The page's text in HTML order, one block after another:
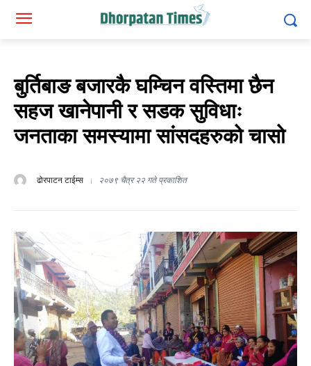
बुर्तिबाङ बजारकै घम्चिन वस्तिमा छैन
सहज खानेपानी र सडक सुविधाः
जनताका समस्यामा सांसदहरुको चासो
ढोरपाटन टाईम्स २०७९ चैत्र २२ गते प्रकाशित